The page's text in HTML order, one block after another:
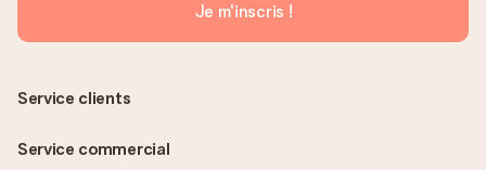
Je m'inscris !
Service clients
Service commercial